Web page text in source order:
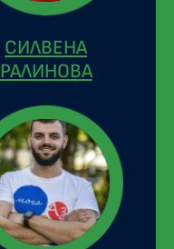
СИЛВЕНА
РАЛИНОВА